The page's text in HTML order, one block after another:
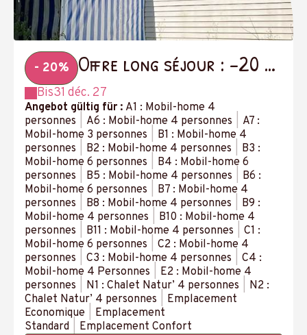
- 20%
Offre long séjour : -20 %
à partir de 14 nuits
Bis31 déc. 27
Angebot gültig für : A1 : Mobil-home 4
personnes
A6 : Mobil-home 4 personnes
A7 :
Mobil-home 3 personnes
B1 : Mobil-home 4
personnes
B2 : Mobil-home 4 personnes
B3 :
Mobil-home 6 personnes
B4 : Mobil-home 6
personnes
B5 : Mobil-home 4 personnes
B6 :
Mobil-home 6 personnes
B7 : Mobil-home 4
personnes
B8 : Mobil-home 4 personnes
B9 :
Mobil-home 4 personnes
B10 : Mobil-home 4
personnes
B11 : Mobil-home 4 personnes
C1 :
Mobil-home 6 personnes
C2 : Mobil-home 4
personnes
C3 : Mobil-home 4 personnes
C4 :
Mobil-home 4 Personnes
E2 : Mobil-home 4
personnes
N1 : Chalet Natur’ 4 personnes
N2 :
Chalet Natur’ 4 personnes
Emplacement
Economique
Emplacement
Standard
Emplacement Confort